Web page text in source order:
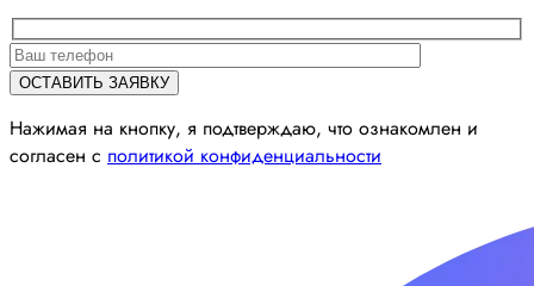
Нажимая на кнопку, я подтверждаю, что ознакомлен и
согласен с политикой конфиденциальности